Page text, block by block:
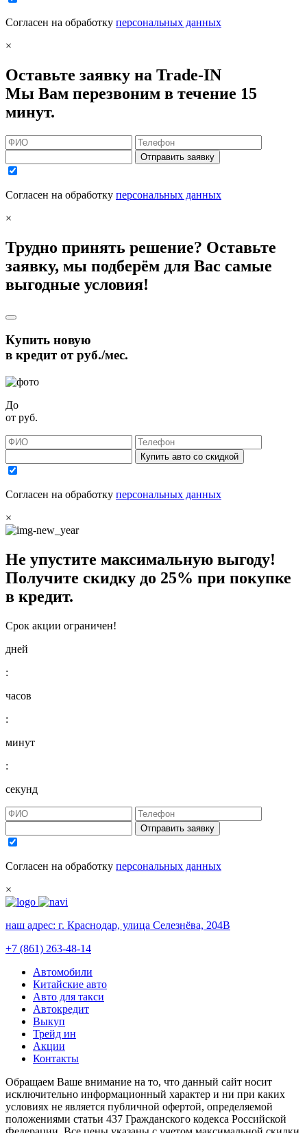
Согласен на обработку персональных данных
×
Оставьте заявку на Trade-IN
Мы Вам перезвоним в течение 15
минут.
Отправить заявку
Согласен на обработку персональных данных
×
Трудно принять решение? Оставьте
заявку, мы подберём для Вас самые
выгодные условия!
Купить новую
в кредит отруб./мес.
До
от руб.
Купить авто со скидкой
Согласен на обработку персональных данных
×
Не упустите максимальную выгоду!
Получите скидку до 25% при покупке
в кредит.
Срок акции ограничен!
дней
:
часов
:
минут
:
секунд
Отправить заявку
Согласен на обработку персональных данных
×
наш адрес: г. Краснодар, улица Селезнёва, 204В
+7 (861) 263-48-14
Автомобили
Китайские авто
Авто для такси
Автокредит
Выкуп
Трейд ин
Акции
Контакты
Обращаем Ваше внимание на то, что данный сайт носит
исключительно информационный характер и ни при каких
условиях не является публичной офертой, определяемой
положениями статьи 437 Гражданского кодекса Российской